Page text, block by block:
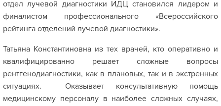
отдел лучевой диагностики ИДЦ становился лидером и
финалистом профессионального «Всероссийского
рейтинга отделений лучевой диагностики».
Татьяна Константиновна из тех врачей, кто оперативно и
квалифицированно решает сложные вопросы
рентгенодиагностики, как в плановых, так и в экстренных
ситуациях. Оказывает консультативную помощь
медицинскому персоналу в наиболее сложных случаях,